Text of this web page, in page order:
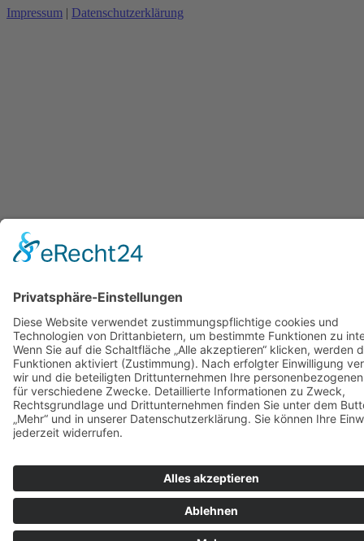
Impressum | Datenschutzerklärung